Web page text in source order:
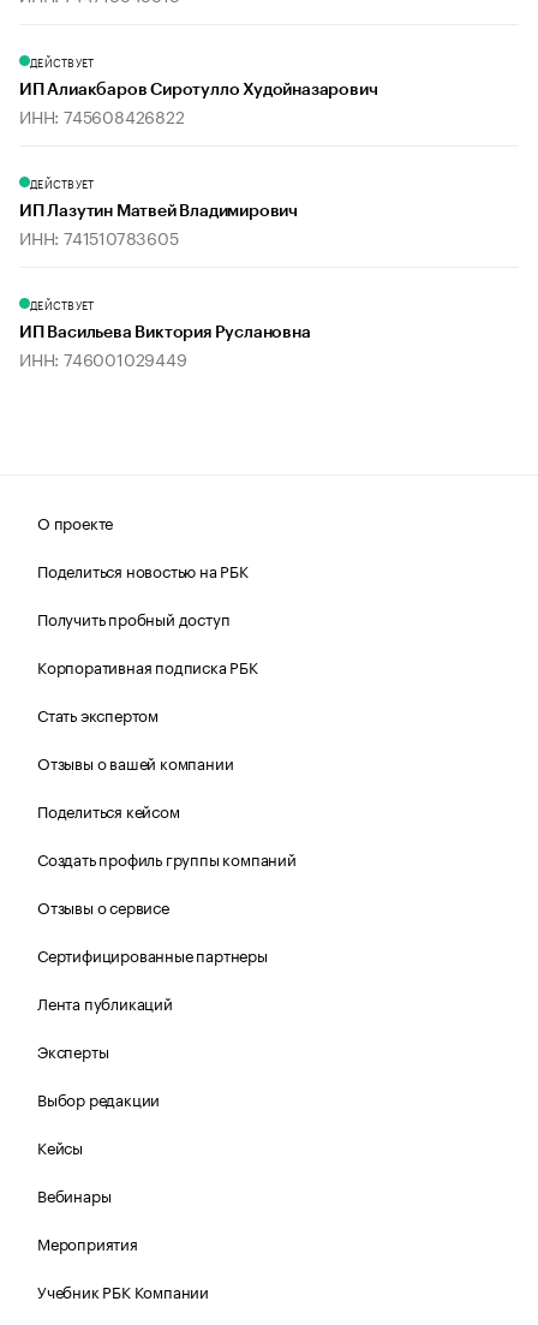
ДЕЙСТВУЕТ
ИП Алиакбаров Сиротулло Худойназарович
ИНН: 745608426822
ДЕЙСТВУЕТ
ИП Лазутин Матвей Владимирович
ИНН: 741510783605
ДЕЙСТВУЕТ
ИП Васильева Виктория Руслановна
ИНН: 746001029449
О проекте
Поделиться новостью на РБК
Получить пробный доступ
Корпоративная подписка РБК
Стать экспертом
Отзывы о вашей компании
Поделиться кейсом
Создать профиль группы компаний
Отзывы о сервисе
Сертифицированные партнеры
Лента публикаций
Эксперты
Выбор редакции
Кейсы
Вебинары
Мероприятия
Учебник РБК Компании